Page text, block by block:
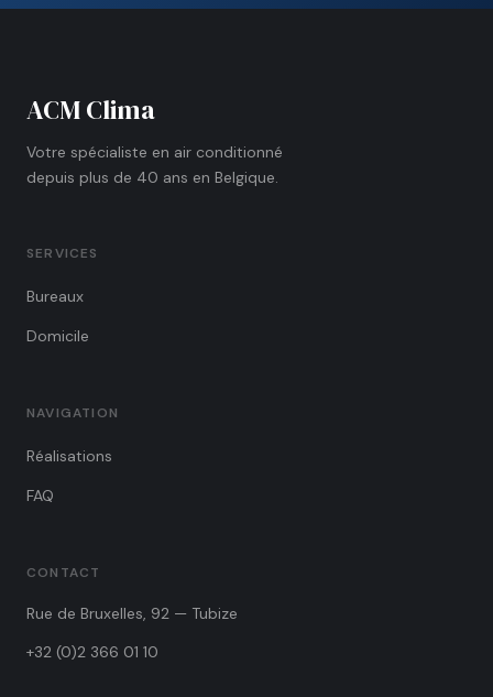
ACM Clima
Votre spécialiste en air conditionné
depuis plus de 40 ans en Belgique.
SERVICES
Bureaux
Domicile
NAVIGATION
Réalisations
FAQ
CONTACT
Rue de Bruxelles, 92 — Tubize
+32 (0)2 366 01 10